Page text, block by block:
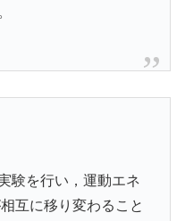
験を行い，運動エネ
互に移り変わること